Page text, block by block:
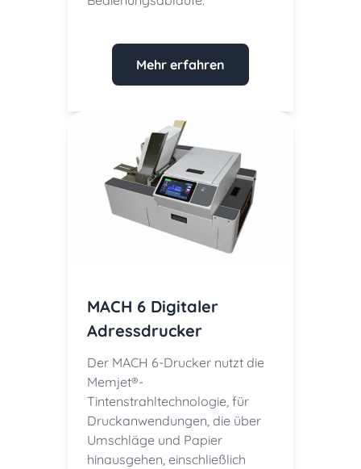
Mehr erfahren
MACH 6 Digitaler
Adressdrucker
Der MACH 6-Drucker nutzt die
Memjet®-
Tintenstrahltechnologie, für
Druckanwendungen, die über
Umschläge und Papier
hinausgehen, einschließlich